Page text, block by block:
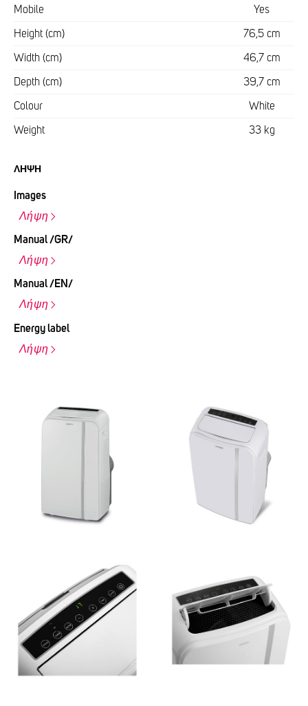
Mobile Yes
Height (cm) 76,5 cm
Width (cm) 46,7 cm
Depth (cm) 39,7 cm
Colour White
Weight 33 kg
ΛΉΨΗ
Images
Λήψη
Manual /GR/
Λήψη
Manual /EN/
Λήψη
Energy label
Λήψη